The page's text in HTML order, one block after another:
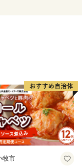
墳として状態もよ
江戸時代の儒学
ます。
紫水明なまち。ぜ
牧市